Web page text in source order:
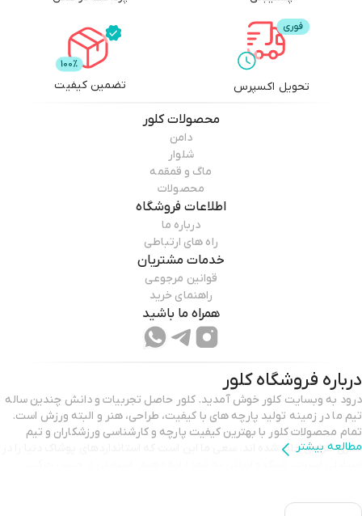
تحویل اکسپرس تضمین کیفیت
محصولاتکلور
دامن
شلوار
ماگ و قمقمه
محصولات
اطلاعات فروشگاه
درباره ما
راه های ارتباطی
خدمات مشتریان
قوانین مرجوعی
راهنمای خرید
همراه ما باشید
درباره فروشگاهکلور
درود به وبسایت کلور خوش آمدید. کلور حاصل تجربیات و دانش چندین ساله
تیم ما در زمینه تولید پارچه های با کیفیت، طراحی، هنر و البته ورزش است.
تمام محصولات کلور با بهترین کیفیت پارچه و کارشناسی ورزشکاران و تیم
هنری طراحی خلق شده اند. سعی ما این است که استانداردهای پوشاک دنیا را در
مطالعه بیشتر